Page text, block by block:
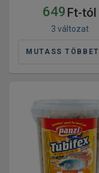
649 Ft-tól
3 változat
MUTASS TÖBBET